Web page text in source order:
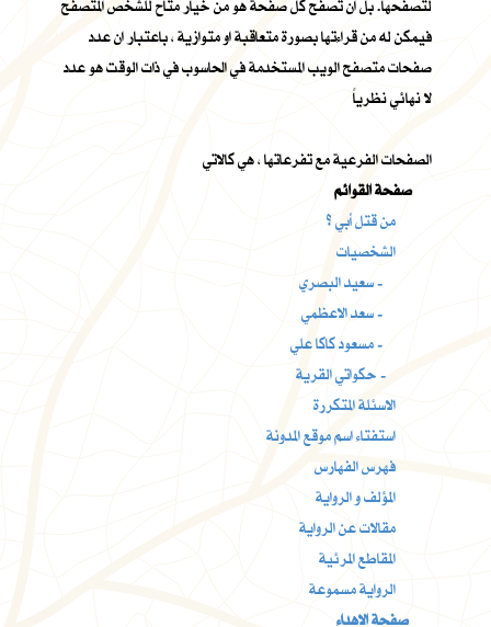
فيمكن له من قراءتها بصورة متعاقبة او متوازية ، باعتبار ان عدد
صفحات متصفح الويب المستخدمة في الحاسوب في ذات الوقت هو عدد
لا نهائي نظرياً
الصفحات الفرعية مع تفرعاتها ، هي كالاتي
صفحة القوائم
من قتل أبي ؟
الشخصيات
سعيد البصري -
سعد الاعظمي -
مسعود كاكا علي -
حكواتي القرية -
الاسئلة المتكررة
استفتاء اسم موقع المدونة
فهرس الفهارس
المؤلف و الرواية
مقالات عن الرواية
المقاطع المرئية
الرواية مسموعة